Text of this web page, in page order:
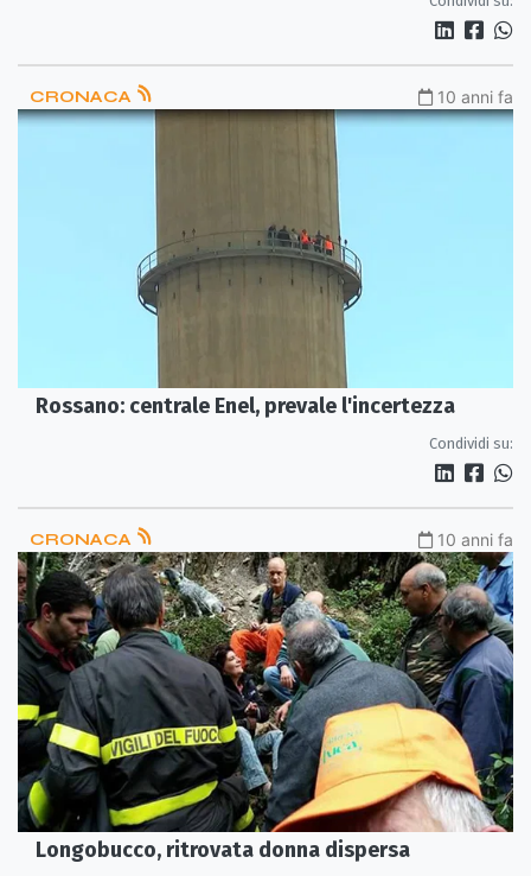
CRONACA 10 anni fa
Rossano: centrale Enel, prevale l'incertezza
Condividi su:
CRONACA 10 anni fa
Longobucco, ritrovata donna dispersa